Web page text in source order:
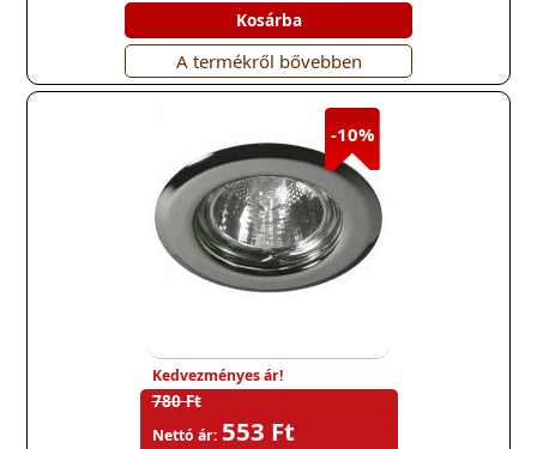
Kosárba
A termékről bővebben
-10%
Kedvezményes ár!
780 Ft
Nettó ár: 553 Ft